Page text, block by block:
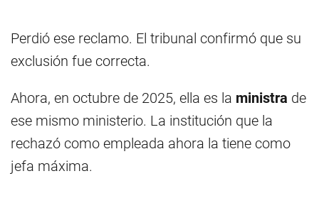
Perdió ese reclamo. El tribunal confirmó que su
exclusión fue correcta.
Ahora, en octubre de 2025, ella es la ministra de
ese mismo ministerio. La institución que la
rechazó como empleada ahora la tiene como
jefa máxima.